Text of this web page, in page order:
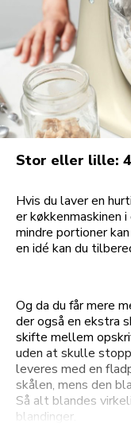
Stor eller lille:
Hvis du laver en
er køkkenmaskinen
mindre portioner
en idé kan du
Og da du får mere
der også en ekstra
skifte mellem
uden at skulle
leveres med en
skålen, mens den
Så alt blandes
blandinger.